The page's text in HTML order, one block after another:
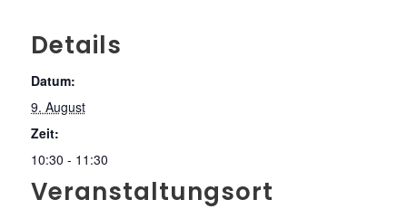
Details
Datum:
9. August
Zeit:
10:30 - 11:30
Veranstaltungsort